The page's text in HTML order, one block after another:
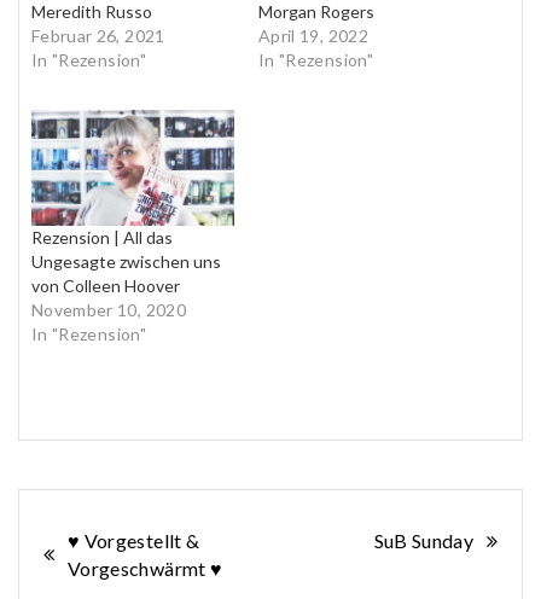
Meredith Russo
Februar 26, 2021
In "Rezension"
Morgan Rogers
April 19, 2022
In "Rezension"
Rezension | All das
Ungesagte zwischen uns
von Colleen Hoover
November 10, 2020
In "Rezension"
Beitragsnavigation
♥ Vorgestellt &
Vorgeschwärmt ♥
SuB Sunday